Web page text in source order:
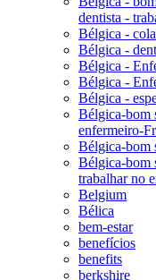
dentista -
Bélgica -
Bélgica -
Bélgica -
Bélgica -
Bélgica -
Bélgica-bom
enfermeiro-
Bélgica-bom
Bélgica-bom
trabalhar no
Belgium
Bélica
bem-estar
benefícios
benefits
berkshire